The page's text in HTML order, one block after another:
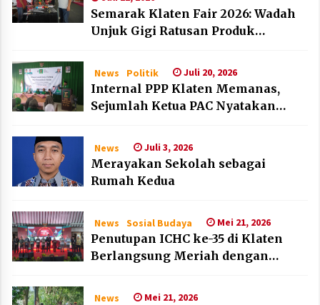
Semarak Klaten Fair 2026: Wadah
Unjuk Gigi Ratusan Produk
News Politik Juli 20, 2026
Internal PPP Klaten Memanas,
Sejumlah Ketua PAC Nyatakan
News Juli 3, 2026
Merayakan Sekolah sebagai
Rumah Kedua
News Sosial Budaya Mei 21, 2026
Penutupan ICHC ke-35 di Klaten
Berlangsung Meriah dengan
Jerman
News Mei 21, 2026